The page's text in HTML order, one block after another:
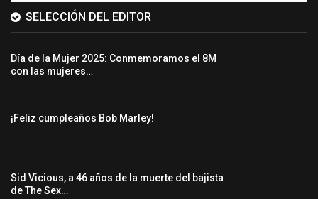
SELECCIÓN DEL EDITOR
Día de la Mujer 2025: Conmemoramos el 8M
con las mujeres…
¡Feliz cumpleaños Bob Marley!
Sid Vicious, a 46 años de la muerte del bajista
de The Sex…